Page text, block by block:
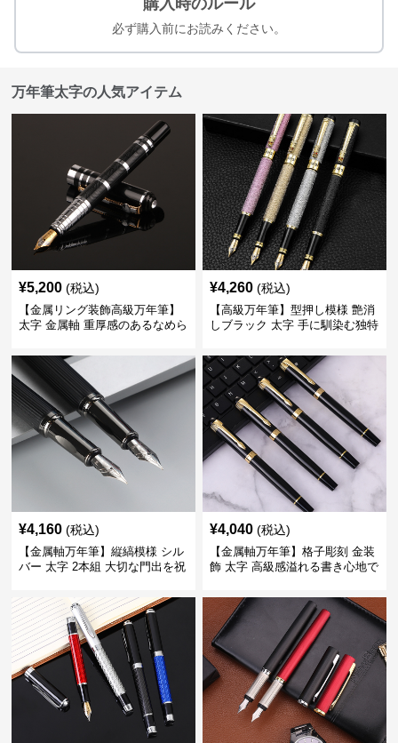
購入時のルール
必ず購入前にお読みください。
万年筆太字の人気アイテム
¥5,200 (税込)
【金属リング装飾高級万年筆】
太字 金属軸 重厚感のあるなめら
きに最適
¥4,260 (税込)
【高級万年筆】型押し模様 艶消
しブラック 太字 手に馴染む独特
くい
¥4,160 (税込)
【金属軸万年筆】縦縞模様 シル
バー 太字 2本組 大切な門出を祝
ト
¥4,040 (税込)
【金属軸万年筆】格子彫刻 金装
飾 太字 高級感溢れる書き心地で